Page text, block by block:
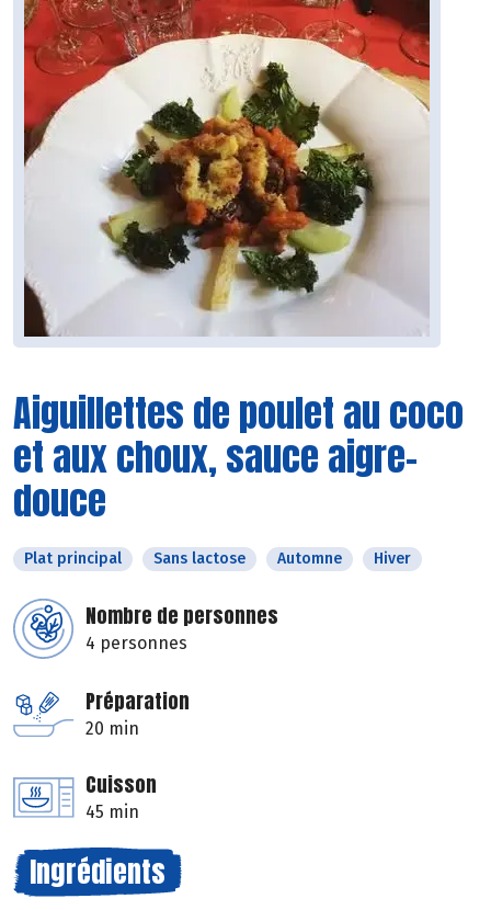
Aiguillettes de poulet au coco
et aux choux, sauce aigre-
douce
Plat principal Sans lactose Automne Hiver
Nombre de personnes
4 personnes
Préparation
20 min
Cuisson
45 min
Ingrédients